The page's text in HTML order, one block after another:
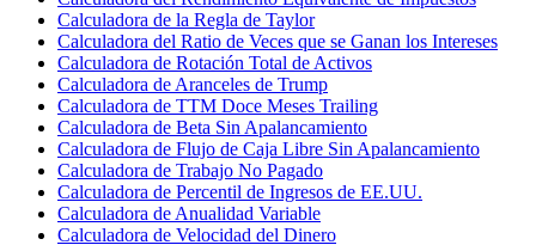
Calculadora de la Regla de Taylor
Calculadora del Ratio de Veces que se Ganan los Intereses
Calculadora de Rotación Total de Activos
Calculadora de Aranceles de Trump
Calculadora de TTM Doce Meses Trailing
Calculadora de Beta Sin Apalancamiento
Calculadora de Flujo de Caja Libre Sin Apalancamiento
Calculadora de Trabajo No Pagado
Calculadora de Percentil de Ingresos de EE.UU.
Calculadora de Anualidad Variable
Calculadora de Velocidad del Dinero